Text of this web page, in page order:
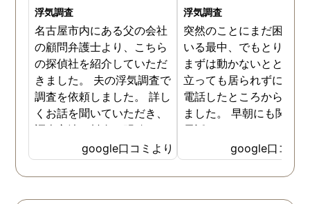
浮気調査
名古屋市内にある父の会社
の顧問弁護士より、こちら
の探偵社を紹介していただ
きました。 夫の浮気調査で
調査を依頼しました。 詳し
くお話を聞いていただき、
調査方法や料金も明確で、
少し安心した気持ちになり
ました。 こちらにご依頼す
る前に、数社に問い合わせ
google口コミより
浮気調査
突然のことにまだ困惑し
いる最中、でもとりあえ
まずは動かないとと居て
立っても居られずに早朝
電話したところから始ま
ました。 早朝にも関わ
電話口でもしっかり対応
ていただき、その後契約
せていただきお世話にな
ました。 契約の際もじ
google口コミ